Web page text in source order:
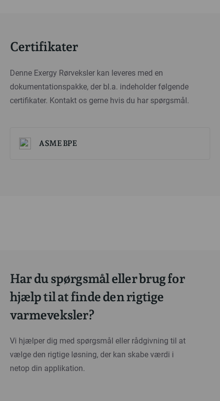
Certifikater
Denne Exergy Rørveksler kan leveres med en
dokumentationspakke, der bl.a. indeholder følgende
certifikater. Kontakt os gerne hvis du har spørgsmål.
ASME BPE
Har du spørgsmål eller brug for
hjælp til at finde den rigtige
varmeveksler?
Vi hjælper dig med spørgsmål eller rådgivning til at
vælge den rigtige løsning, der kan skabe værdi i
netop din applikation.